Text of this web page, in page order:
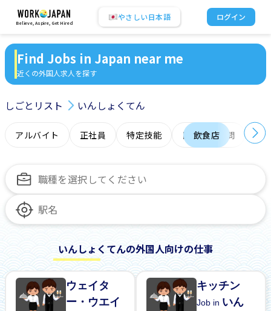
Believe, Aspire, Get Hired
やさしい日本語 ログイン
Find Jobs in Japan near me
近くの外国人求人を探す
しごとリスト いんしょくてん
アルバイト 正社員 特定技能 日本語力不問 オ
飲食店
いんしょくてんの外国人向けの仕事
ウェイタ
ー・ウエイ
キッチン
Job in いん